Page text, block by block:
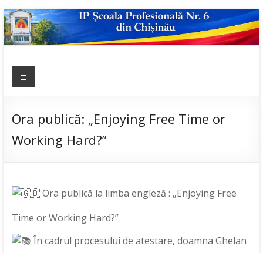
Skip
to
content
NR.6
scoala
nr.6; școală
profesională;
admitere;
Meniu
Ora publică: „Enjoying Free Time or
Working Hard?”
Ora publică la limba engleză : „Enjoying Free
Time or Working Hard?”
În cadrul procesului de atestare, doamna Ghelan